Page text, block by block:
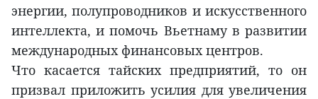
энергии, полупроводников и искусственного
интеллекта, и помочь Вьетнаму в развитии
международных финансовых центров.
Что касается тайских предприятий, то он
призвал приложить усилия для увеличения